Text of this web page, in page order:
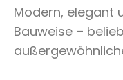
Modern, elegant
Bauweise –